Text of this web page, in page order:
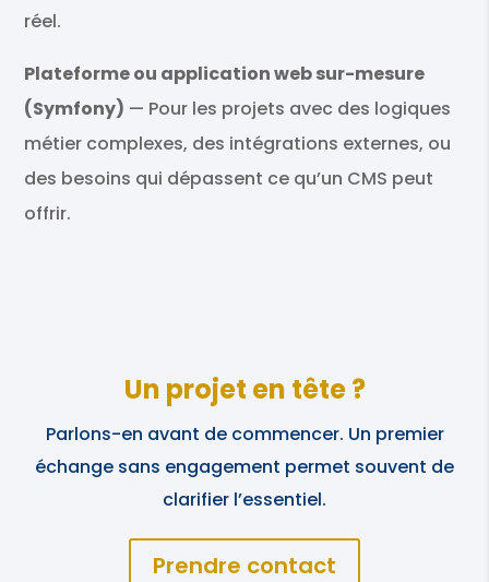
réel.
Plateforme ou application web sur-mesure
(Symfony) — Pour les projets avec des logiques
métier complexes, des intégrations externes, ou
des besoins qui dépassent ce qu’un CMS peut
offrir.
Un projet en tête ?
Parlons-en avant de commencer. Un premier
échange sans engagement permet souvent de
clarifier l’essentiel.
Prendre contact